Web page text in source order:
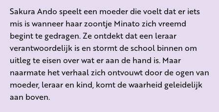
Sakura Ando speelt een moeder die voelt dat er iets
mis is wanneer haar zoontje Minato zich vreemd
begint te gedragen. Ze ontdekt dat een leraar
verantwoordelijk is en stormt de school binnen om
uitleg te eisen over wat er aan de hand is. Maar
naarmate het verhaal zich ontvouwt door de ogen van
moeder, leraar en kind, komt de waarheid geleidelijk
aan boven.